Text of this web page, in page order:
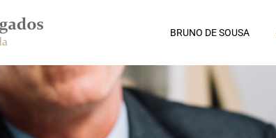
BRUNO DE SOUSA